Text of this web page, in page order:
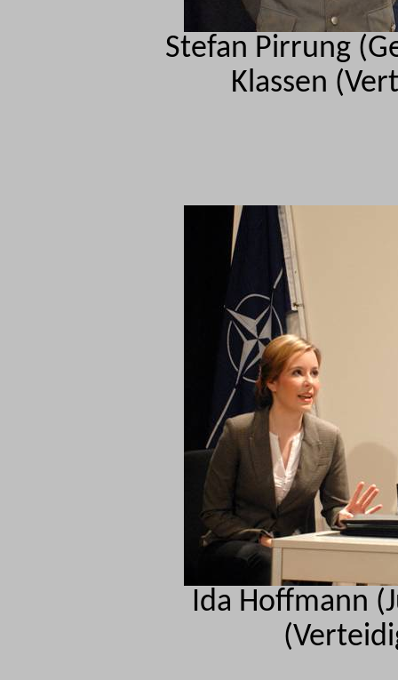
Stefan Pirrung
Klassen
Ida Hoffmann